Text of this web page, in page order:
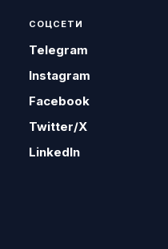
СОЦСЕТИ
Telegram
Instagram
Facebook
Twitter/X
LinkedIn